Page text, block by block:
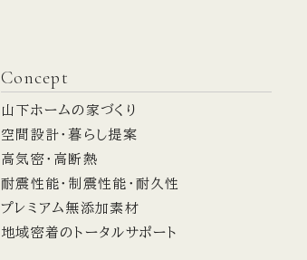
Concept
山下ホームの家づくり
空間設計・暮らし提案
高気密・高断熱
耐震性能・制震性能・耐久性
プレミアム無添加素材
地域密着のトータルサポート